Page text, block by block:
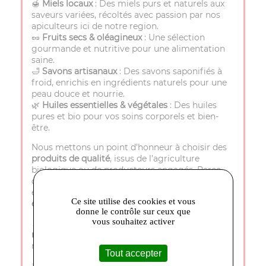
🍯 Miels locaux: Des miels purs et naturels aux
saveurs variées, récoltés avec passion par nos
apiculteurs ici de notre region.
🥜 Fruits secs & oléagineux: Une sélection
gourmande et nutritive pour une alimentation
saine.
🛁 Savons artisanaux: Des savons saponifiés à
froid, enrichis en ingrédients naturels pour une
peau douce et nourrie.
🌿 Huiles essentielles & végétales : Des huiles
pures et bio pour vos soins corporels et bien-
être.
Nous mettons un point d’honneur à choisir des
produits de qualité, issus de l’agriculture
biologique ou de producteurs engagés. Parce
que votre santé et celle de la planète sont
essentielles, nous privilégions des produits
éthiques et authentiques.
📍
Venez nous rendre visite à Carpentras au 41
rue porte de Monteux
nos trésors naturels !
Ce site utilise des cookies et vous
donne le contrôle sur ceux que
vous souhaitez activer
Tout accepter